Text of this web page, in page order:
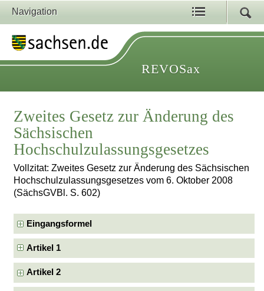
Navigation
REVOSax
Zweites Gesetz zur Änderung des
Sächsischen
Hochschulzulassungsgesetzes
Vollzitat: Zweites Gesetz zur Änderung des Sächsischen
Hochschulzulassungsgesetzes vom 6. Oktober 2008
(SächsGVBl. S. 602)
Eingangsformel
Artikel 1
Artikel 2